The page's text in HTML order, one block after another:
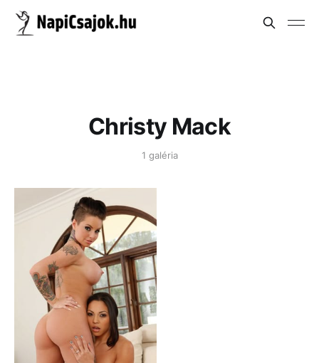
Christy Mack
1 galéria